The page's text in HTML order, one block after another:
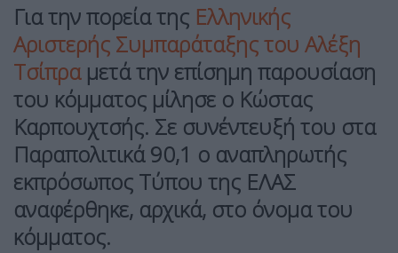
Για την πορεία της Ελληνικής
Αριστερής Συμπαράταξηςτου Αλέξη
Τσίπραμετά την επίσημη παρουσίαση
του κόμματος μίλησε ο Κώστας
Καρπουχτσής. Σε συνέντευξή του στα
Παραπολιτικά 90,1 ο αναπληρωτής
εκπρόσωπος Τύπου της ΕΛΑΣ
αναφέρθηκε, αρχικά, στο όνομα του
κόμματος.